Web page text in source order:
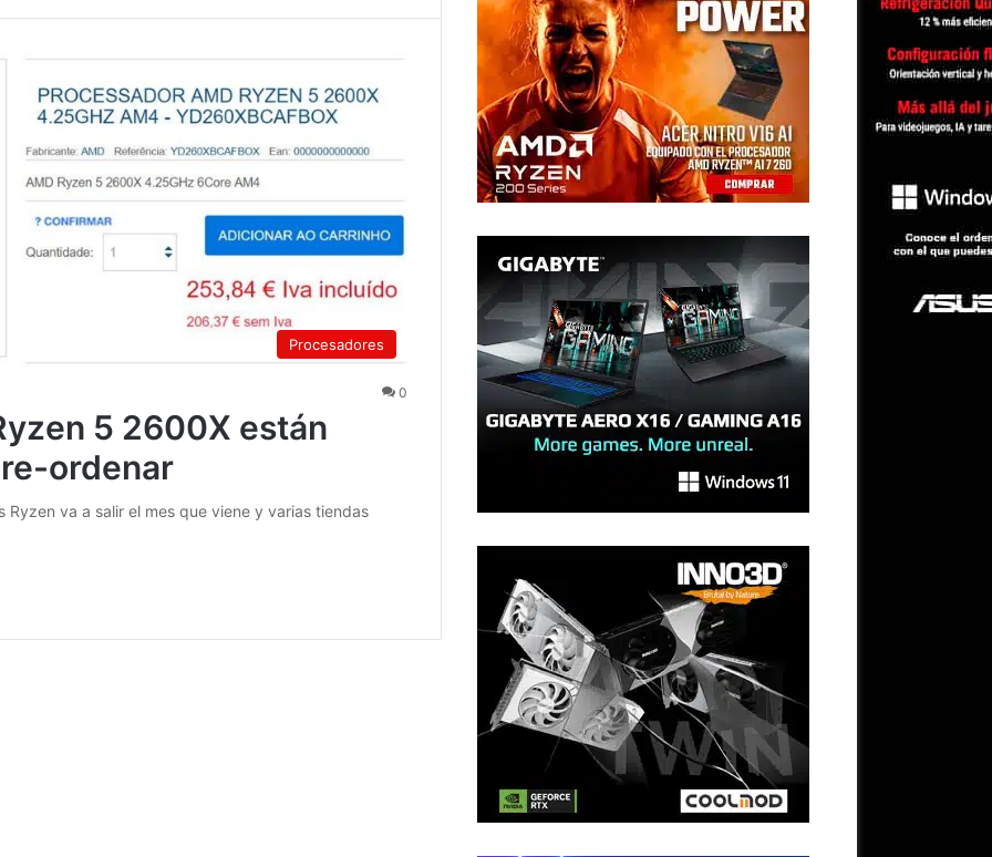
Procesadores
0
5 2600X están
ordenar
va a salir el mes que viene y varias tiendas